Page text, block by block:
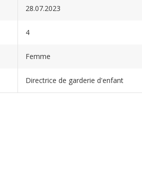
28.07.2023
4
Femme
Directrice de garderie d'enfant